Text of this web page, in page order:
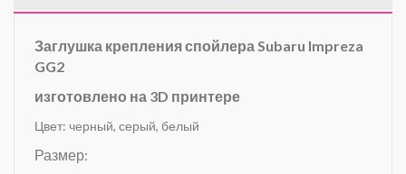
Заглушка крепления спойлера Subaru Impreza
GG2
изготовлено на 3D принтере
Цвет: черный, серый, белый
Размер: